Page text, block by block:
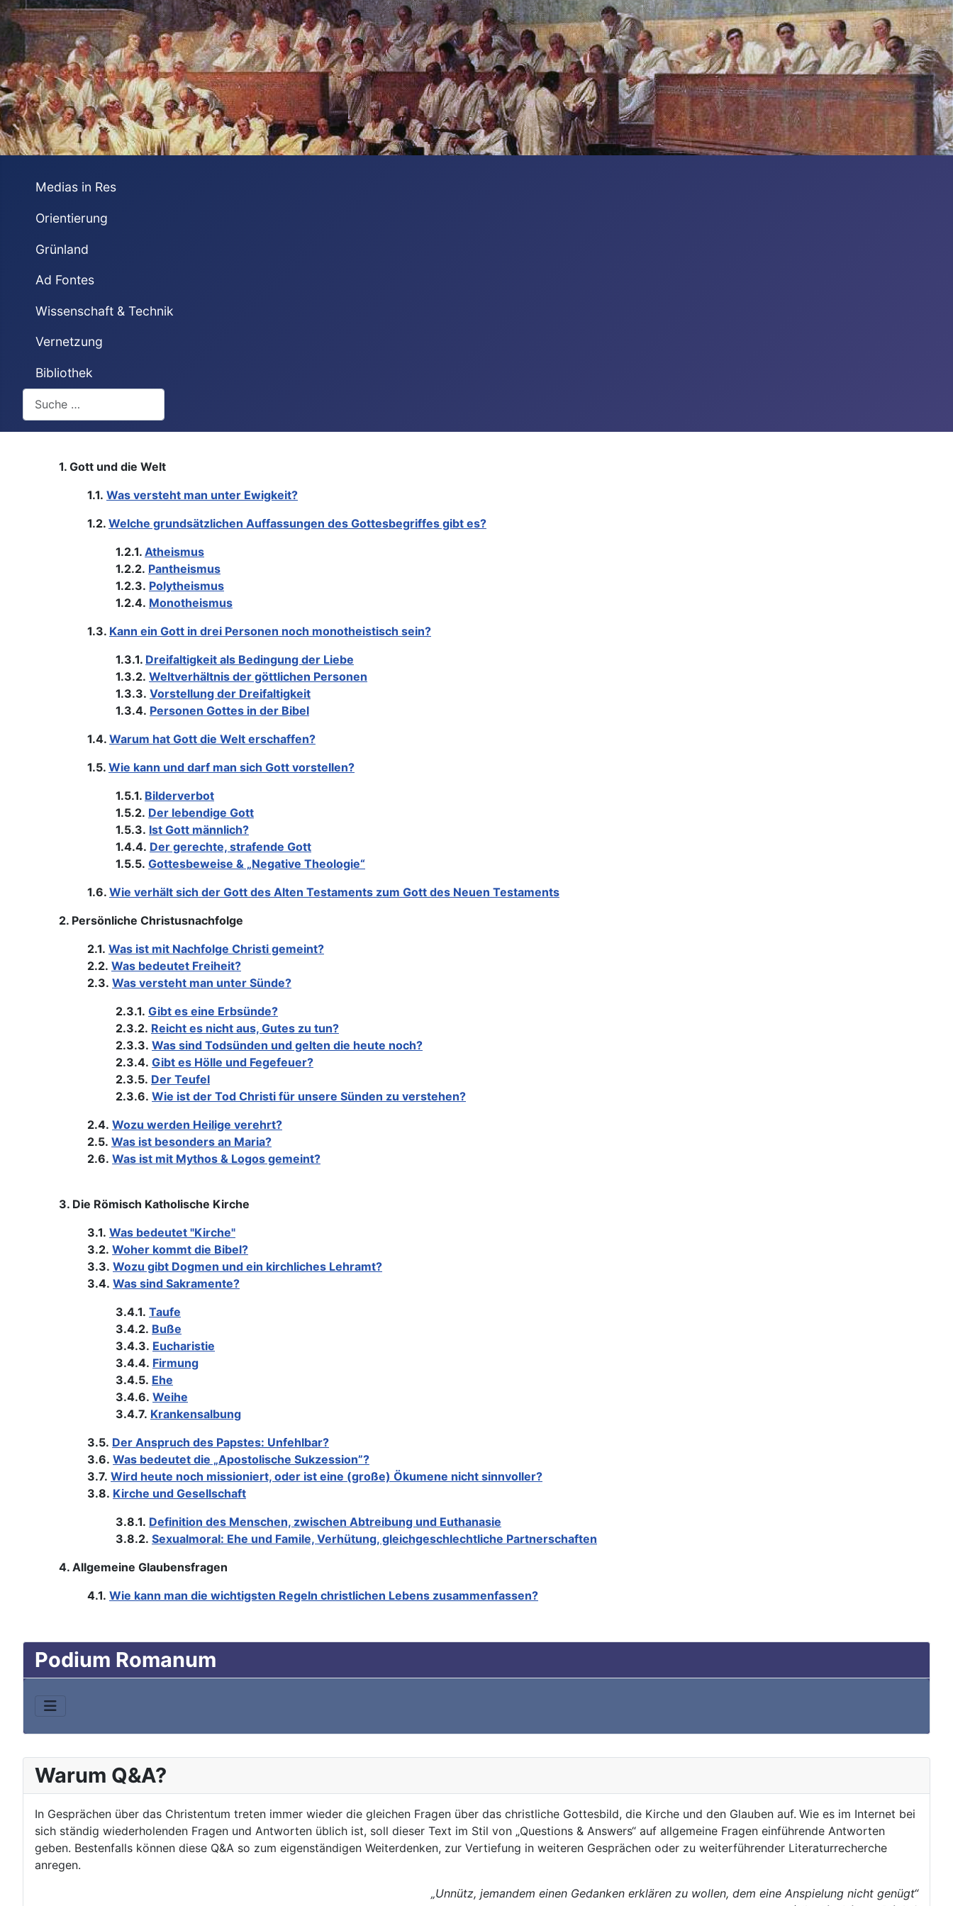
Medias in Res
Orientierung
Grünland
Ad Fontes
Wissenschaft & Technik
Vernetzung
Bibliothek
Suchen
Warum Q&A?
In Gesprächen über das Christentum treten immer wieder die gleichen Fragen über das christliche Gottesbild, die Kirche und den Glauben auf. Wie es im Internet bei
sich ständig wiederholenden Fragen und Antworten üblich ist, soll dieser Text im Stil von „Questions & Answers“ auf allgemeine Fragen einführende Antworten
geben. Bestenfalls können diese Q&A so zum eigenständigen Weiterdenken, zur Vertiefung in weiteren Gesprächen oder zu weiterführender Literaturrecherche
anregen.
„Unnütz, jemandem einen Gedanken erklären zu wollen, dem eine Anspielung nicht genügt“
1. Gott und die Welt
1.1. Was versteht man unter Ewigkeit?
1.2. Welche grundsätzlichen Auffassungen des Gottesbegriffes gibt es?
1.2.1. Atheismus
1.2.2. Pantheismus
1.2.3. Polytheismus
1.2.4. Monotheismus
1.3. Kann ein Gott in drei Personen noch monotheistisch sein?
1.3.1. Dreifaltigkeit als Bedingung der Liebe
1.3.2. Weltverhältnis der göttlichen Personen
1.3.3. Vorstellung der Dreifaltigkeit
1.3.4. Personen Gottes in der Bibel
1.4. Warum hat Gott die Welt erschaffen?
1.5. Wie kann und darf man sich Gott vorstellen?
1.5.1. Bilderverbot
1.5.2. Der lebendige Gott
1.5.3. Ist Gott männlich?
1.4.4. Der gerechte, strafende Gott
1.5.5. Gottesbeweise & „Negative Theologie“
1.6. Wie verhält sich der Gott des Alten Testaments zum Gott des Neuen Testaments
2. Persönliche Christusnachfolge
2.1. Was ist mit Nachfolge Christi gemeint?
2.2. Was bedeutet Freiheit?
2.3. Was versteht man unter Sünde?
2.3.1. Gibt es eine Erbsünde?
2.3.2. Reicht es nicht aus, Gutes zu tun?
2.3.3. Was sind Todsünden und gelten die heute noch?
2.3.4. Gibt es Hölle und Fegefeuer?
2.3.5. Der Teufel
2.3.6. Wie ist der Tod Christi für unsere Sünden zu verstehen?
2.4. Wozu werden Heilige verehrt?
2.5. Was ist besonders an Maria?
2.6. Was ist mit Mythos & Logos gemeint?
3. Die Römisch Katholische Kirche
3.1. Was bedeutet "Kirche"
3.2. Woher kommt die Bibel?
3.3. Wozu gibt Dogmen und ein kirchliches Lehramt?
3.4. Was sind Sakramente?
3.4.1. Taufe
3.4.2. Buße
3.4.3. Eucharistie
3.4.4. Firmung
3.4.5. Ehe
3.4.6. Weihe
3.4.7. Krankensalbung
3.5. Der Anspruch des Papstes: Unfehlbar?
3.6. Was bedeutet die „Apostolische Sukzession”?
3.7. Wird heute noch missioniert, oder ist eine (große) Ökumene nicht sinnvoller?
3.8. Kirche und Gesellschaft
3.8.1. Definition des Menschen, zwischen Abtreibung und Euthanasie
3.8.2. Sexualmoral: Ehe und Famile, Verhütung, gleichgeschlechtliche Partnerschaften
4. Allgemeine Glaubensfragen
4.1. Wie kann man die wichtigsten Regeln christlichen Lebens zusammenfassen?
Podium Romanum